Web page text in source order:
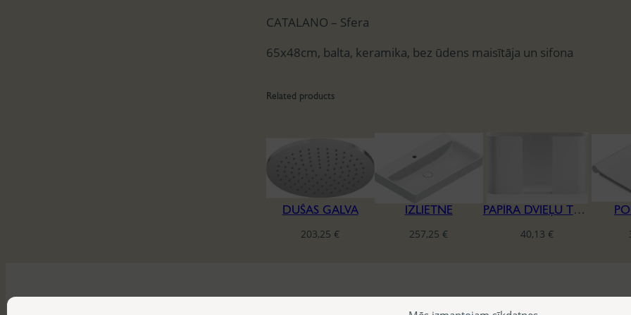
CATALANO – Sfera
65x48cm, balta, keramika, bez ūdens maisītāja un sifona
Related products
DUŠAS GALVA
203,25€
IZLIETNE
257,25€
PAPĪRA DVIEĻU TURĒTĀJS
40,13€